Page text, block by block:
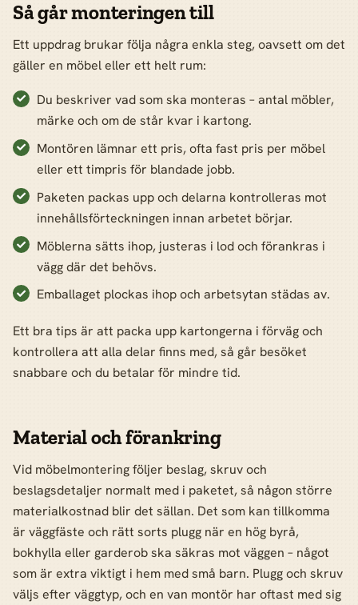
Så går monteringen till
Ett uppdrag brukar följa några enkla steg, oavsett om det
gäller en möbel eller ett helt rum:
Du beskriver vad som ska monteras – antal möbler,
märke och om de står kvar i kartong.
Montören lämnar ett pris, ofta fast pris per möbel
eller ett timpris för blandade jobb.
Paketen packas upp och delarna kontrolleras mot
innehållsförteckningen innan arbetet börjar.
Möblerna sätts ihop, justeras i lod och förankras i
vägg där det behövs.
Emballaget plockas ihop och arbetsytan städas av.
Ett bra tips är att packa upp kartongerna i förväg och
kontrollera att alla delar finns med, så går besöket
snabbare och du betalar för mindre tid.
Material och förankring
Vid möbelmontering följer beslag, skruv och
beslagsdetaljer normalt med i paketet, så någon större
materialkostnad blir det sällan. Det som kan tillkomma
är väggfäste och rätt sorts plugg när en hög byrå,
bokhylla eller garderob ska säkras mot väggen – något
som är extra viktigt i hem med små barn. Plugg och skruv
väljs efter väggtyp, och en van montör har oftast med sig